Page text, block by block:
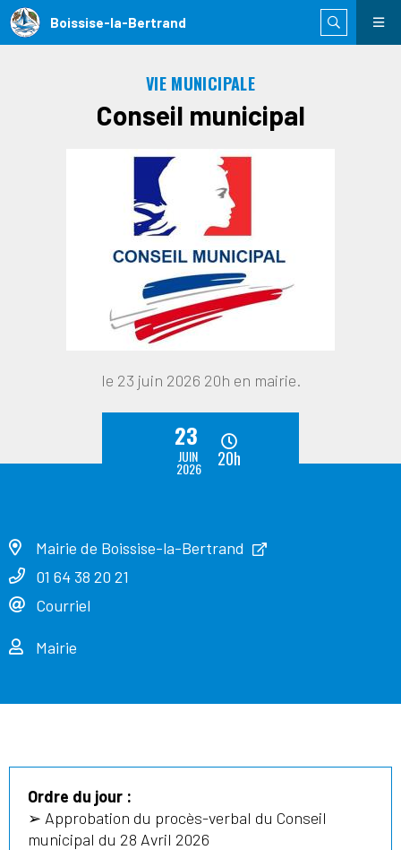
Boissise-la-Bertrand
VIE MUNICIPALE
Conseil municipal
le 23 juin 2026 20h en mairie.
23
JUIN
2026 20h
Mairie de Boissise-la-Bertrand
01 64 38 20 21
Courriel
Mairie
Ordre du jour :
➢ Approbation du procès-verbal du Conseil
municipal du 28 Avril 2026